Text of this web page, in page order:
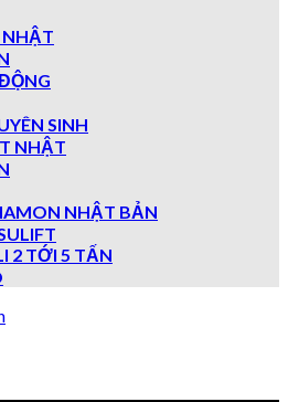
NHẬT
SINH
NHẬT
NHẬT BẢN
2 TỚI 5 TẤN